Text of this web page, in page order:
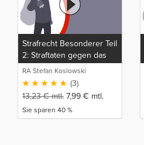
Strafrecht Besonderer Teil
2: Straftaten gegen das
Vermögen
RA Stefan Koslowski
(3)
13,23€mtl. 7,99 € mtl.
Sie sparen 40 %